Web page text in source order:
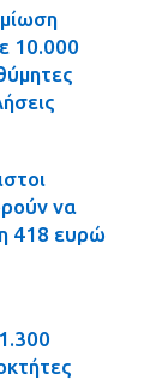
10.000
να
418 ευρώ